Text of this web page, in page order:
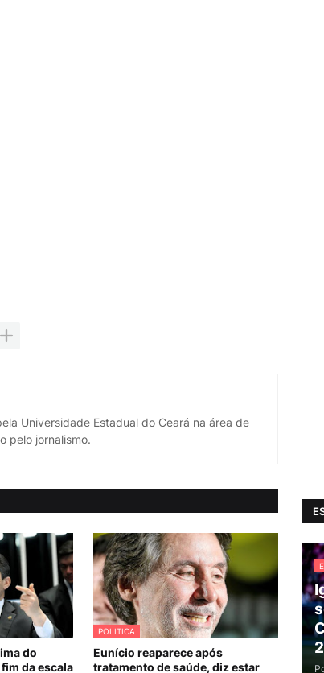
Universidade Estadual do Ceará na área de
pelo jornalismo.
do
da escala
POLITICA
Eunício reaparece após
tratamento de saúde, diz estar